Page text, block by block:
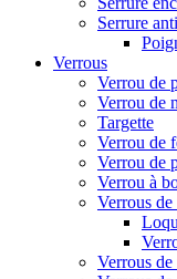
Serrure
Verrous
Verrou de
Verrou de
Targette
Verrou de
Verrou de
Verrou à
Verrous de
Verrous de